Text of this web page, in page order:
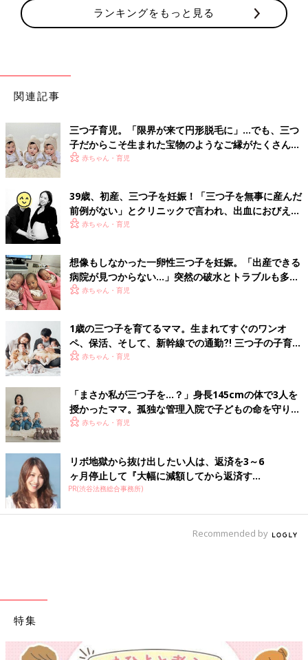
ランキングをもっと見る
関連記事
三つ子育児。「限界が来て円形脱毛に」…でも、三つ
子だからこそ生まれた宝物のようなご縁がたくさん！
【体験談】
赤ちゃん・育児
39歳、初産、三つ子を妊娠！「三つ子を無事に産んだ
前例がない」とクリニックで言われ、出血におびえる
日々…【桑子英里アナ・インタビュー】
赤ちゃん・育児
想像もしなかった一卵性三つ子を妊娠。「出産できる
病院が見つからない…」突然の破水とトラブルも多数
経験！【体験談】
赤ちゃん・育児
1歳の三つ子を育てるママ。生まれてすぐのワンオ
ペ、保活、そして、新幹線での通勤⁈ 三つ子の子育て
のリアル【多胎育児体験談】
赤ちゃん・育児
「まさか私が三つ子を…？」身長145cmの体で3人を
授かったママ。孤独な管理入院で子どもの命を守り抜
いた！【多胎インタビュー・前編】
赤ちゃん・育児
リボ地獄から抜け出したい人は、返済を3～6
ヶ月停止して『大幅に減額してから返済す...
PR(渋谷法務総合事務所)
Recommended by
特集